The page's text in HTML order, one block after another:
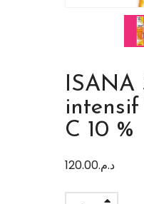
ISANA
C 10 %
د.م.120.00